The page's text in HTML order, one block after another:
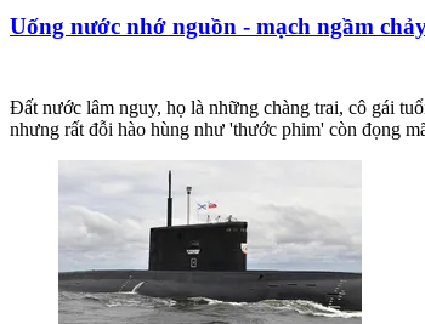
Uống nước nhớ nguồn - mạch ngầm
Đất nước lâm nguy, họ là những chàng trai, cô gái
nhưng rất đỗi hào hùng như 'thước phim' còn đọng